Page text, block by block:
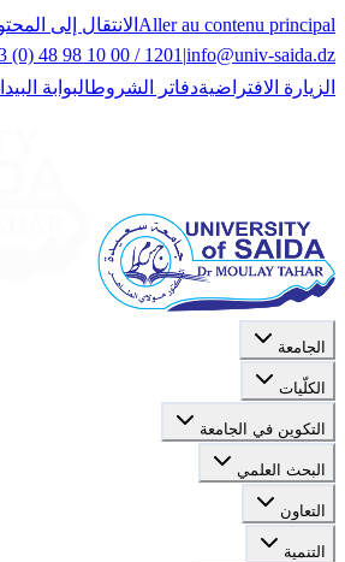
Aller au contenu principal الانتقال إلى
info@univ-saida.dz
|
(0) 48 98 10 00 / 1201
الزيارة الافتراضيةدفاتر الشروطالبوابة
الجامعة
الكلّيات
التكوين في الجامعة
البحث العلمي
التعاون
التنمية